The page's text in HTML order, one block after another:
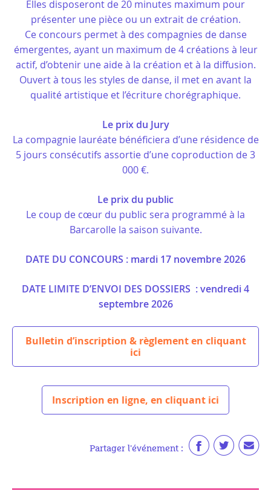
Elles disposeront de 20 minutes maximum pour
présenter une pièce ou un extrait de création.
Ce concours permet à des compagnies de danse
émergentes, ayant un maximum de 4 créations à leur
actif, d’obtenir une aide à la création et à la diffusion.
Ouvert à tous les styles de danse, il met en avant la
qualité artistique et l’écriture chorégraphique.
Le prix du Jury
La compagnie lauréate bénéficiera d’une résidence de
5 jours consécutifs assortie d’une coproduction de 3
000 €.
Le prix du public
Le coup de cœur du public sera programmé à la
Barcarolle la saison suivante.
DATE DU CONCOURS : mardi 17 novembre 2026
DATE LIMITE D’ENVOI DES DOSSIERS : vendredi 4
septembre 2026
Bulletin d’inscription & règlement en cliquant
ici
Inscription en ligne, en cliquant ici
Partager l'événement :